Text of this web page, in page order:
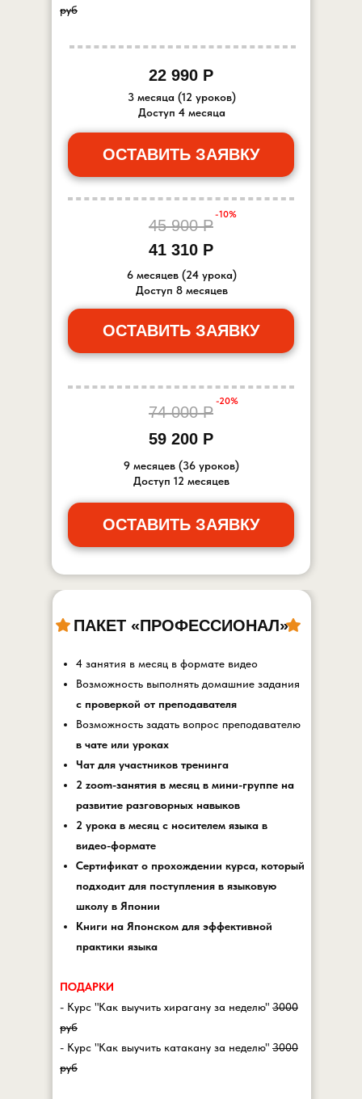
руб
ОСТАВИТЬ ЗАЯВКУ
22 990 Р
3 месяца (12 уроков)
Доступ 4 месяца
ОСТАВИТЬ ЗАЯВКУ
41 310 Р
6 месяцев (24 урока)
Доступ 8 месяцев
ОСТАВИТЬ ЗАЯВКУ
59 200 Р
9 месяцев (36 уроков)
Доступ 12 месяцев
45 900 Р
74 000 Р
-10%
-20%
ПАКЕТ «ПРОФЕССИОНАЛ»
4 занятия в месяц в формате видео
Возможность выполнять домашние задания
с проверкой от преподавателя
Возможность задать вопрос преподавателю
в чате или уроках
Чат для участников тренинга
2 zoom-занятия в месяц в мини-группе на
развитие разговорных навыков
2 урока в месяц с носителем языка в
видео-формате
Сертификат о прохождении курса, который
подходит для поступления в языковую
школу в Японии
Книги на Японском для эффективной
практики языка
ПОДАРКИ
- Курс "Как выучить хирагану за неделю" 3000
руб
- Курс "Как выучить катакану за неделю" 3000
руб